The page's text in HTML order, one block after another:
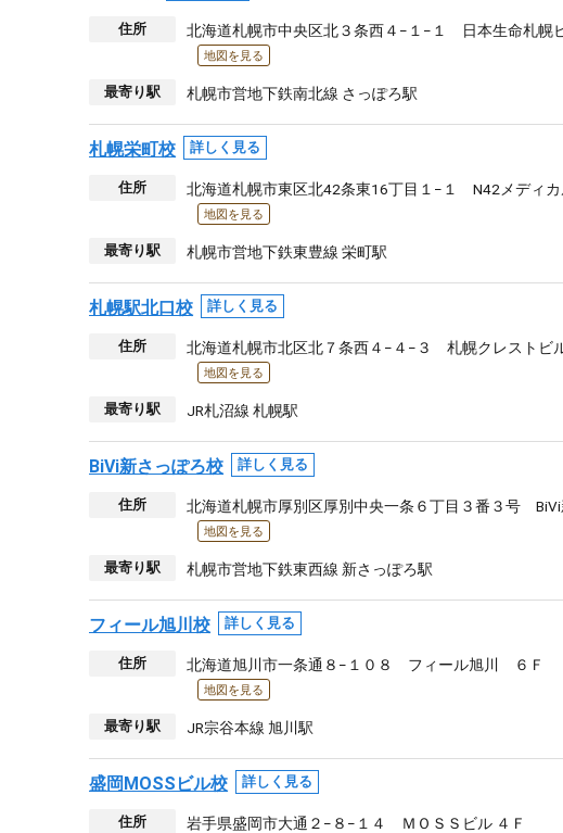
住所 北海道札幌市中央区北３条西４−１−１ 日本生命札幌
地図を見る
最寄り駅 札幌市営地下鉄南北線 さっぽろ駅
札幌栄町校 詳しく見る
住所 北海道札幌市東区北42条東16丁目１−１ N42メディ
地図を見る
最寄り駅 札幌市営地下鉄東豊線 栄町駅
札幌駅北口校 詳しく見る
住所 北海道札幌市北区北７条西４−４−３ 札幌クレストビ
地図を見る
最寄り駅 JR札沼線 札幌駅
BiVi新さっぽろ校 詳しく見る
住所 北海道札幌市厚別区厚別中央一条６丁目３番３号
地図を見る
最寄り駅 札幌市営地下鉄東西線 新さっぽろ駅
フィール旭川校 詳しく見る
住所 北海道旭川市一条通８−１０８ フィール旭川 ６Ｆ
地図を見る
最寄り駅 JR宗谷本線 旭川駅
盛岡MOSSビル校 詳しく見る
住所 岩手県盛岡市大通２−８−１４ ＭＯＳＳビル ４Ｆ